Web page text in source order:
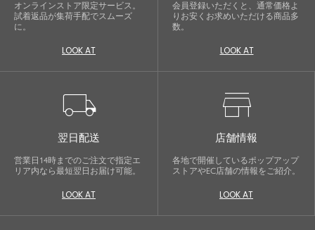
オンラインストア限定サービス。
試着返品が集荷手配でスムーズ
に。
LOOK AT
会員登録いただくと、通常価格よ
りお安くお求めいただける商品多
数。
LOOK AT
local_shipping
翌日配送
営業日14時までのご注文で指定エ
リア内なら最短翌日お届け可能。
LOOK AT
store
店舗情報
各地で開催しているポップアップ
ストアやEC店舗の情報をご紹介。
LOOK AT